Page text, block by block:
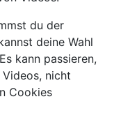
du der
deine Wahl
kann passieren,
nicht
Cookies